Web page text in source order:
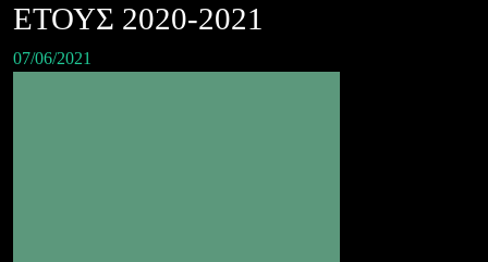
ΕΤΟΥΣ 2020-2021
07/06/2021